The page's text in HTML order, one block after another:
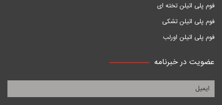
فوم پلی اتیلن تخته ای
فوم پلی اتیلن تشکی
فوم پلی اتیلن اورلب
عضویت در خبرنامه